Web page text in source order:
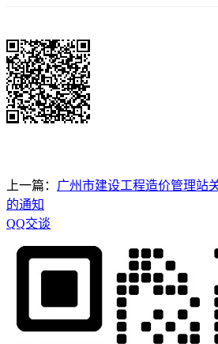
上一篇： 广州市建设工程造价管理站
的通知
QQ交谈